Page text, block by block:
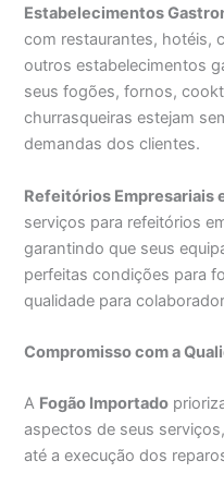
Estabelecimentos
com restaurantes, hotéis,
outros estabelecimentos
seus fogões, fornos,
churrasqueiras estejam
demandas dos clientes.
Refeitórios Empresariais
serviços para refeitórios
garantindo que seus
perfeitas condições para
qualidade para
Compromisso com a
A Fogão Importado
aspectos de seus
até a execução dos